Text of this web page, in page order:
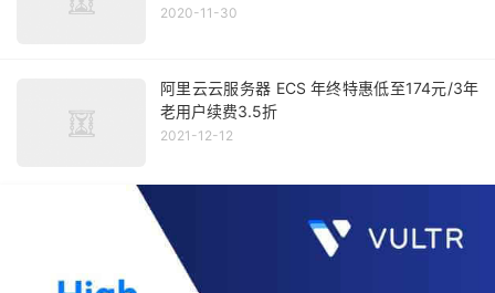
2020-11-30
阿里云云服务器 ECS 年终特惠低至174元/3年
老用户续费3.5折
2021-12-12